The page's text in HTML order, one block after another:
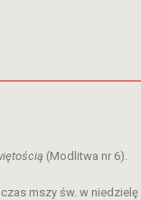
(Modlitwa nr 6).
mszy św. w